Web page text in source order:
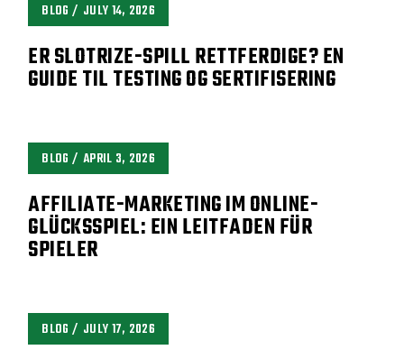
BLOG JULY 14, 2026
ER SLOTRIZE-SPILL RETTFERDIGE? EN
GUIDE TIL TESTING OG SERTIFISERING
BLOG APRIL 3, 2026
AFFILIATE-MARKETING IM ONLINE-
GLÜCKSSPIEL: EIN LEITFADEN FÜR
SPIELER
BLOG JULY 17, 2026